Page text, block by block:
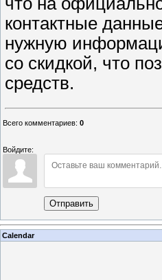
контактные
нужную
со скидкой, что
средств.
Всего комментариев: 0
Войдите:
Отправить
Calendar